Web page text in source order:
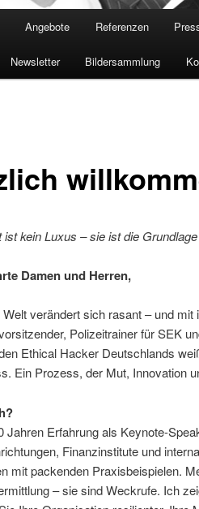
Angebote Referenzen
Newsletter Bildersammlung
ist kein Luxus – sie ist die
Damen und Herren,
Welt verändert sich rasant – und
Polizeitrainer für SEK
Ethical Hacker Deutschlands
Ein Prozess, der Mut, Innovation
Jahren Erfahrung als Keynote-
Finanzinstitute und
mit packenden Praxisbeispielen.
– sie sind Weckrufe. Ich